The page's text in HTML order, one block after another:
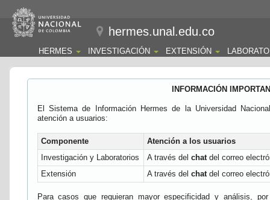
hermes.unal.edu.co
HERMES INVESTIGACIÓN EXTENSIÓN
INFORMACIÓN
El Sistema de Información Hermes de la Universidad
atención a usuarios:
Componente
Atención a los usuarios
Investigación y Laboratorios
A través del chatdel correo
Extensión
A través del chatdel correo
Para casos que requieran mayor especificidad y análisis,